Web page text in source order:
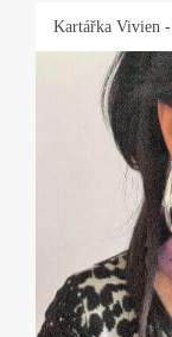
Kartářka Vivien
Mariášové
anděl.
otázku,
napojení na
láska a